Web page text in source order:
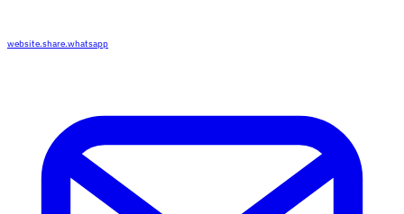
website.share.whatsapp